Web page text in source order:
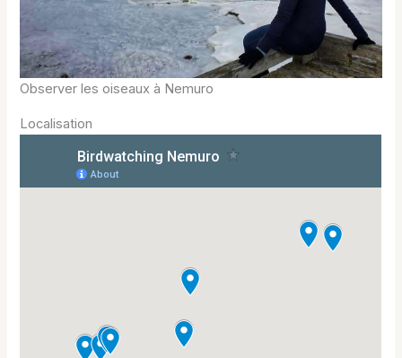
Observer les oiseaux à Nemuro
Localisation